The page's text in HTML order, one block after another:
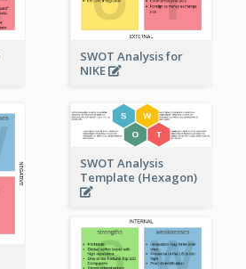
SWOT Analysis for
NIKE
SWOT Analysis
Template (Hexagon)